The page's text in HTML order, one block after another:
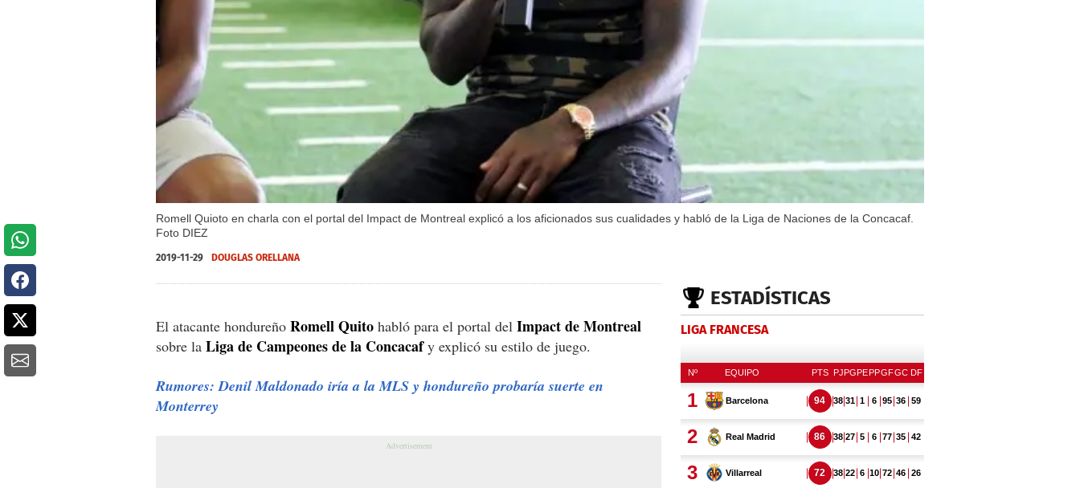
Romell Quioto en charla con el portal del Impact de Montreal explicó a los aficionados sus cualidades y habló de la Liga de Naciones de la Concacaf.
Foto DIEZ
2019-11-29 DOUGLAS ORELLANA
El atacante hondureño Romell Quito habló para el portal del Impact de Montreal
sobre la Liga de Campeones de la Concacafy explicó su estilo de juego.
Rumores: Denil Maldonado iría a la MLS y hondureño probaría suerte en
Monterrey
ESTADÍSTICAS
LIGA FRANCESA